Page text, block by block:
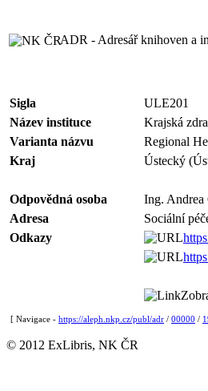
ADR - Adresář knihoven a
Sigla
ULE201
Název instituce
Krajská
Varianta názvu
Regional
Kraj
Ústecký
Odpovědná osoba
Ing. Andrea
Adresa
Sociální
Odkazy
[ Navigace - https://aleph.nkp.cz/publ/adr / 00000 /
© 2012 ExLibris, NK ČR